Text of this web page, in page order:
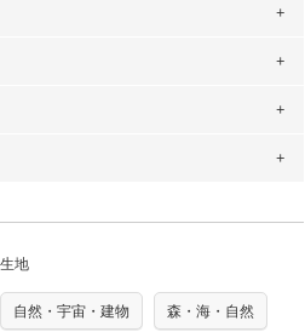
望」などご記載ください（50cm
る生地は６種類です。素材は
トン（ツイル）・100％コットン
となります（一部例外有り）それ
営業日後の発送となる場合がござ
順次発送いたします。
、
購入後の返品および交換は承る
ん。予めご了承ください。
問題、クレームにつきましては当
のでご了承ください）
柄がえらべるキットに付属された
地
自然・宇宙・建物 森・海・自然